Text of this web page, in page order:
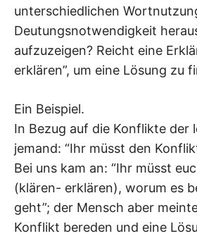
unterschiedlichen
Deutungsnotwendigkeit
aufzuzeigen? Reicht eine
erklären”, um eine Lösung zu
Ein Beispiel.
In Bezug auf die Konflikte der
jemand: “Ihr müsst den
Bei uns kam an: “Ihr müsst
(klären- erklären), worum es
geht”; der Mensch aber
Konflikt bereden und eine